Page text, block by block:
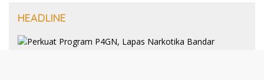
HEADLINE